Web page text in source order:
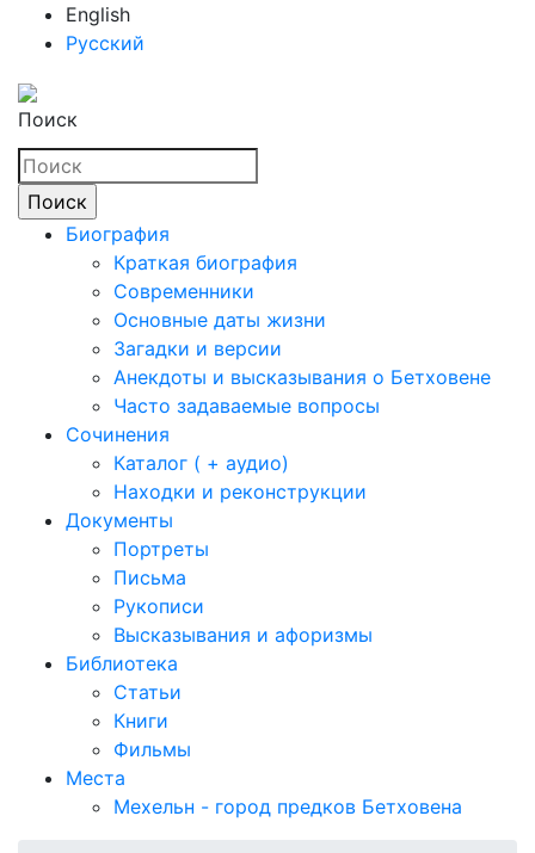
English
Русский
Поиск
Биография
Краткая биография
Современники
Основные даты жизни
Загадки и версии
Анекдоты и высказывания о Бетховене
Часто задаваемые вопросы
Сочинения
Каталог ( + аудио)
Находки и реконструкции
Документы
Портреты
Письма
Рукописи
Высказывания и афоризмы
Библиотека
Статьи
Книги
Фильмы
Места
Мехельн - город предков Бетховена